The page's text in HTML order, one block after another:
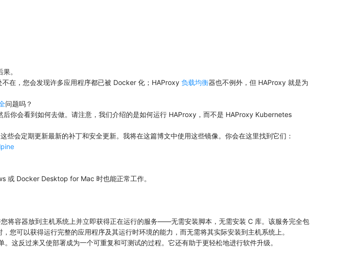
。
在，您会发现许多应用程序都已被 Docker 化；HAProxy 负载均衡器也不例外，但 HAProxy 就是为
问题吗？
你会看到如何去做。请注意，我们介绍的是如何运行 HAProxy，而不是 HAProxy Kubernetes
会定期更新最新的补丁和安全更新。我将在这篇博文中使用这些镜像。你会在这里找到它们：
或 Docker Desktop for Mac 时也能正常工作。
将容器放到主机系统上并立即获得正在运行的服务——无需安装脚本，无需安装 C 库。该服务完全包
可以获得运行完整的应用程序及其运行时环境的能力，而无需将其实际安装到主机系统上。
这反过来又使部署成为一个可重复和可测试的过程。它还有助于更轻松地进行软件升级。